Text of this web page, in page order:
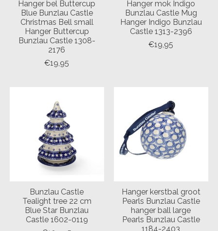
Hanger bel Buttercup
Blue Bunzlau Castle
Christmas Bell small
Hanger Buttercup
Bunzlau Castle 1308-
2176
€19,95
Hanger mok Indigo
Bunzlau Castle Mug
Hanger Indigo Bunzlau
Castle 1313-2396
€19,95
Bunzlau Castle
Tealight tree 22 cm
Blue Star Bunzlau
Castle 1602-0119
Hanger kerstbal groot
Pearls Bunzlau Castle
hanger ball large
Pearls Bunzlau Castle
1184-2403